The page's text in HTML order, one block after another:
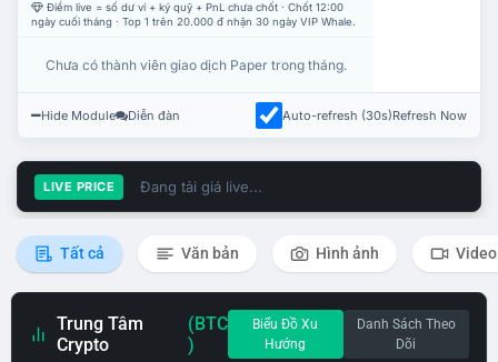
Điểm live = số dư ví + ký quỹ + PnL chưa chốt · Chốt 12:00
ngày cuối tháng · Top 1 trên 20.000 đ nhận 30 ngày VIP Whale.
Chưa có thành viên giao dịch Paper trong tháng.
Hide Module Diễn đàn Auto-refresh (30s)Refresh Now
LIVE PRICE Đang tải giá live...
Tất cả Văn bản Hình ảnh Video
Trung Tâm
Crypto
(BTC
)
Biểu Đồ Xu
Hướng
Danh Sách Theo
Dõi